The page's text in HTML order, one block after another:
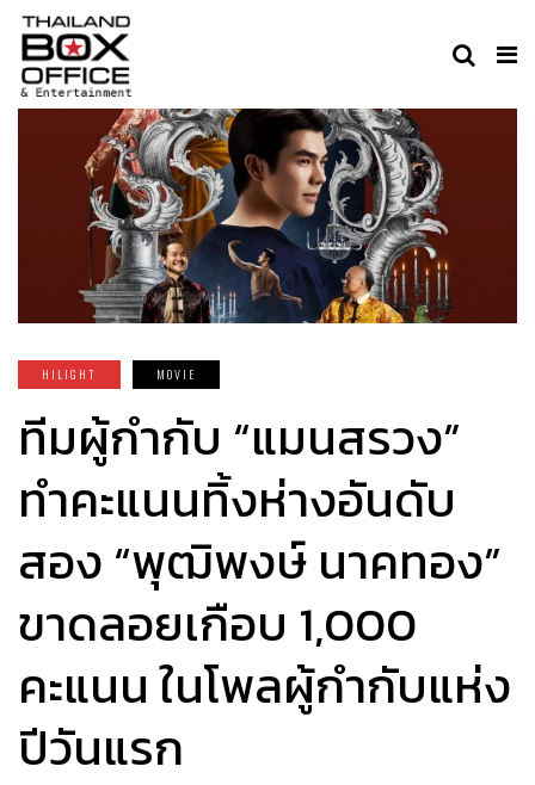
HILIGHT MOVIE
ทีมผู้กำกับ “แมนสรวง”
ทำคะแนนทิ้งห่างอันดับ
สอง “พุฒิพงษ์ นาคทอง”
ขาดลอยเกือบ 1,000
คะแนน ในโพลผู้กำกับแห่ง
ปีวันแรก